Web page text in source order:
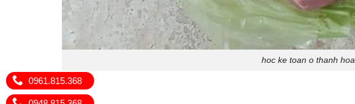
0961.815.368
hoc ke toan o thanh hoa